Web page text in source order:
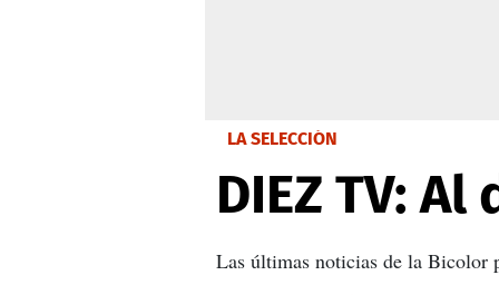
LA SELECCIÓN
DIEZ TV:
Las últimas noticias de la Bicolor